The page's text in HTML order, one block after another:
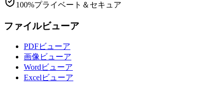
100%プライベート＆セキュア
ファイルビューア
PDFビューア
画像ビューア
Wordビューア
Excelビューア